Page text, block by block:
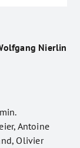
Nierlin
Antoine
Olivier